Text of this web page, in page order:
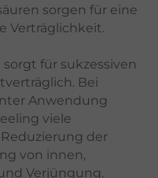
sorgen für eine
Verträglichkeit.
für sukzessiven
Bei
Anwendung
viele
der
von innen,
Verjüngung.